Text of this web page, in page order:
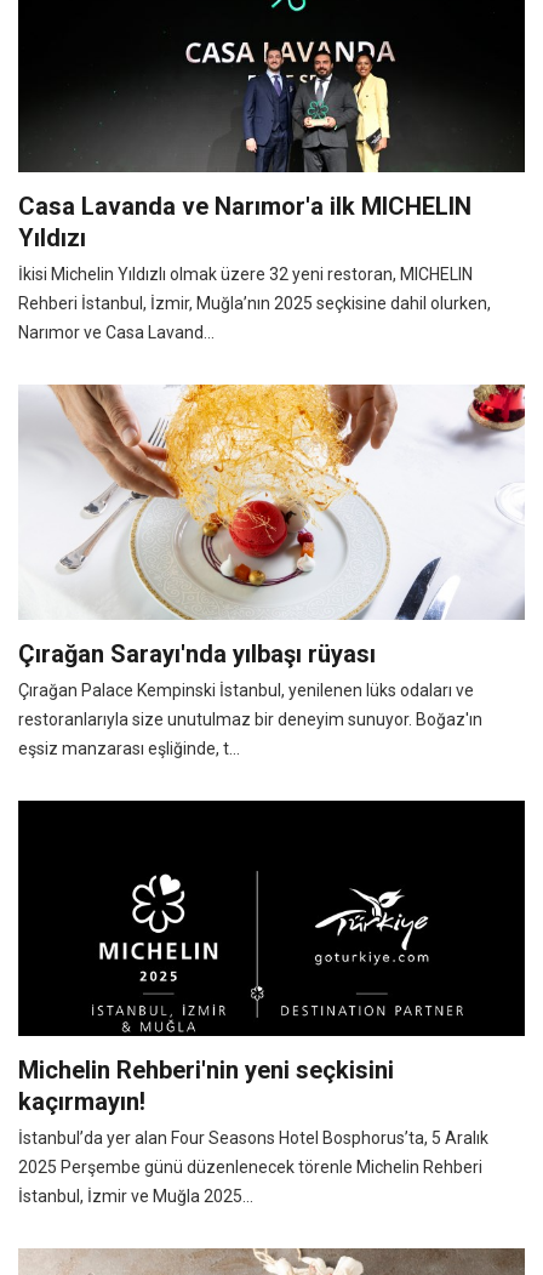
Casa Lavanda ve Narımor'a ilk MICHELIN
Yıldızı
İkisi Michelin Yıldızlı olmak üzere 32 yeni restoran, MICHELIN
Rehberi İstanbul, İzmir, Muğla’nın 2025 seçkisine dahil olurken,
Narımor ve Casa Lavand...
Çırağan Sarayı'nda yılbaşı rüyası
Çırağan Palace Kempinski İstanbul, yenilenen lüks odaları ve
restoranlarıyla size unutulmaz bir deneyim sunuyor. Boğaz'ın
eşsiz manzarası eşliğinde, t...
Michelin Rehberi'nin yeni seçkisini
kaçırmayın!
İstanbul’da yer alan Four Seasons Hotel Bosphorus’ta, 5 Aralık
2025 Perşembe günü düzenlenecek törenle Michelin Rehberi
İstanbul, İzmir ve Muğla 2025...